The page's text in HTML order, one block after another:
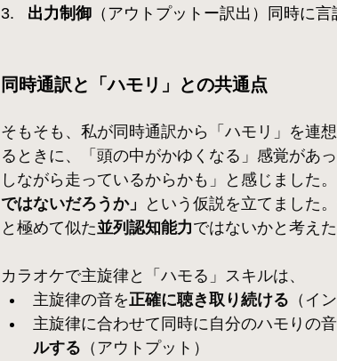
3. 出力制御 （アウトプットー訳出）同時に
同時通訳と「ハモリ」との共通点
そもそも、私が同時通訳から「ハモリ」を連
るときに、「頭の中がかゆくなる」感覚があ
しながら走っているからかも」と感じました
ではないだろうか」
という仮説を立てました
と極めて似た並列認知能力ではないかと考えた
カラオケで主旋律と「ハモる」スキルは、
主旋律の音を正確に聴き取り続ける （イ
主旋律に合わせて同時に自分のハモりの
ルする （アウトプット）